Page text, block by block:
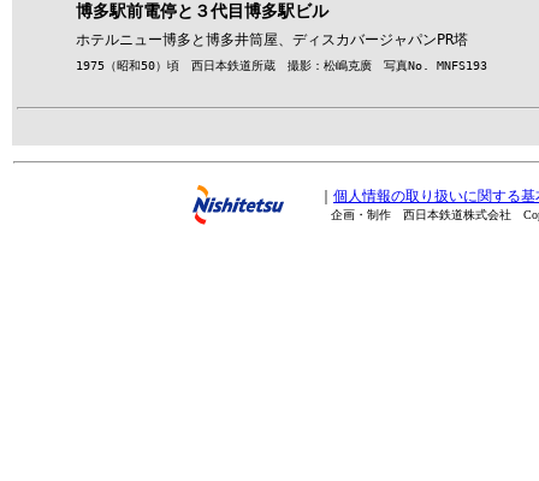
博多駅前電停と３代目博多駅ビル
ホテルニュー博多と博多井筒屋、ディスカバージャパンPR塔
1975（昭和50）頃 西日本鉄道所蔵 撮影：松嶋克廣 写真No. MNFS193
個人情報の取り扱いに関する基
企画・制作 西日本鉄道株式会社